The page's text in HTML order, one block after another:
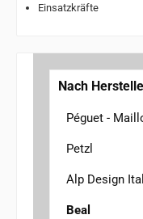
Einsatzkräfte
Nach
Péguet -
Petzl
Alp Design
Beal